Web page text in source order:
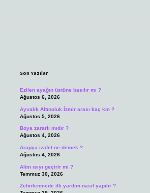
Son Yazılar
Ezilen ayağın üstüne basılır mı ?
Ağustos 6, 2026
Ayvalık Altınoluk İzmir arası kaç km ?
Ağustos 5, 2026
Boya zararlı mıdır ?
Ağustos 4, 2026
Arapça izafet ne demek ?
Ağustos 4, 2026
Altın ısıyı geçirir mi ?
Temmuz 30, 2026
Zehirlenmede ilk yardım nasıl yapılır ?